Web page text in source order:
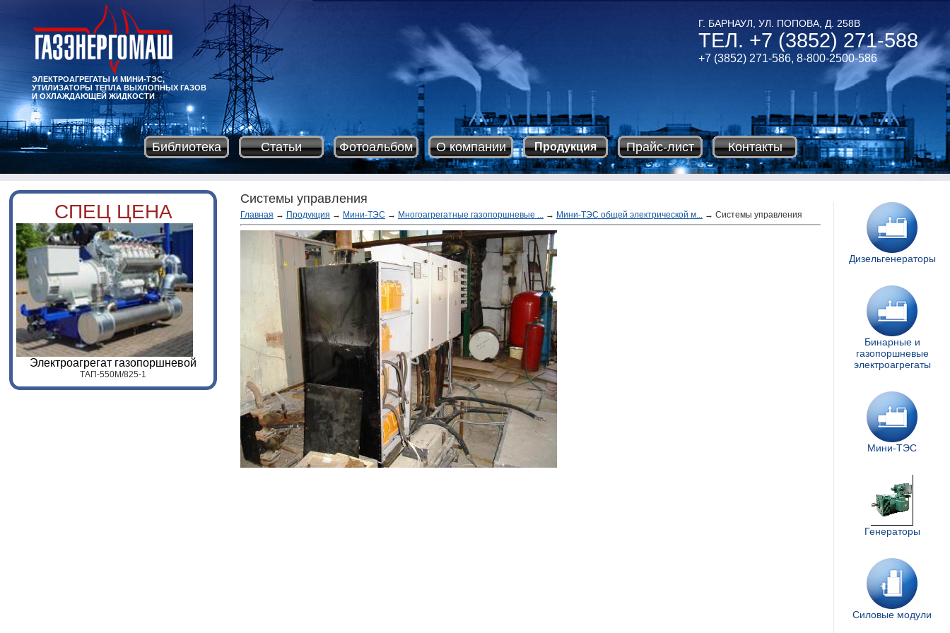
Г. БАРНАУЛ, УЛ. ПОПОВА, Д. 258В
ТЕЛ. +7 (3852) 271-588
+7 (3852) 271-586, 8-800-2500-586
ЭЛЕКТРОАГРЕГАТЫ И МИНИ-ТЭС,
УТИЛИЗАТОРЫ ТЕПЛА ВЫХЛОПНЫХ ГАЗОВ
И ОХЛАЖДАЮЩЕЙ ЖИДКОСТИ
Библиотека Статьи Фотоальбом О компании Продукция Прайс-лист Контакты
СПЕЦ ЦЕНА
Электроагрегат газопоршневой
ТАП-550M/825-1
Системы управления
Главная → Продукция → Мини-ТЭС → Многоагрегатные газопоршневые ... → Мини-ТЭС общей электрической м... → Системы управления
Дизельгенераторы
Бинарные и
газопоршневые
электроагрегаты
Мини-ТЭС
Генераторы
Силовые модули